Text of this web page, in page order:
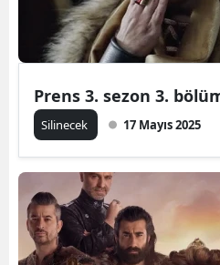
Prens 3. sezon 3.
Silinecek 17 Mayıs 2025